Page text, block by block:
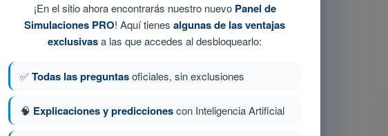
ve volando mal.
empresa.
que el radar pite.
¡En el sitio ahora encontrarás nuestro nuevo Panel de
Simulaciones PRO! Aquí tienes algunas de las ventajas
exclusivasa las que accedes al desbloquearlo:
✅Todas las preguntasoficiales, sin exclusiones
🧠 Explicaciones y prediccionescon Inteligencia Artificial